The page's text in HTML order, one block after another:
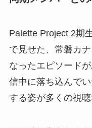
Palette Project 2期
で見せた、常磐カ
なったエピソード
信中に落ち込んで
する姿が多くの視